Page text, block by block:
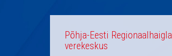
Põhja-Eesti Regionaalhaigla
verekeskus